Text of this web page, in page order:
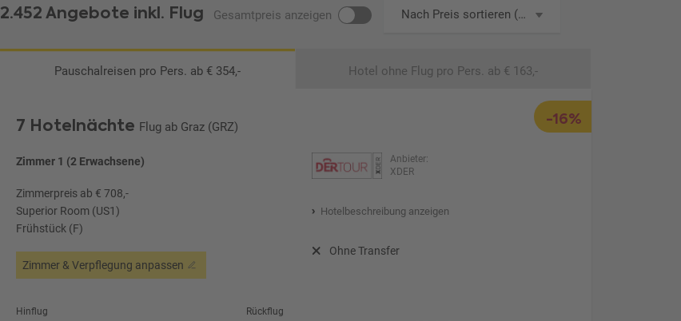
2.452 Angebote inkl. Flug Gesamtpreis anzeigen Nach Preis sortieren (aufsteigend)
Pauschalreisen pro Pers. ab € 354,- Hotel ohne Flug pro Pers. ab € 163,-
-16%
7 Hotelnächte Flug ab Graz (GRZ)
Zimmer 1 (2 Erwachsene)
Zimmerpreis ab € 708,-
Superior Room (US1)
Frühstück (F)
Zimmer & Verpflegung anpassen
Anbieter:
XDER
Hotelbeschreibung anzeigen
Ohne Transfer
Hinflug
Rückflug